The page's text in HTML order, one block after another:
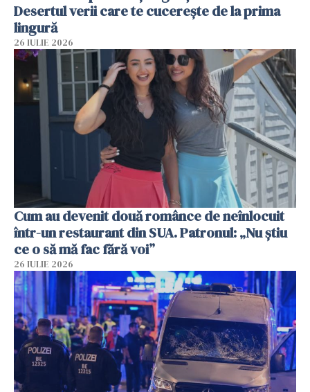
Desertul verii care te cucerește de la prima
lingură
26 IULIE 2026
Cum au devenit două românce de neînlocuit
într-un restaurant din SUA. Patronul: „Nu știu
ce o să mă fac fără voi”
26 IULIE 2026